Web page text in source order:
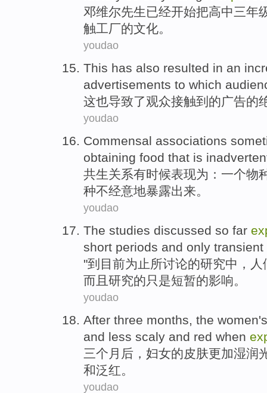
邓维尔先生已经开始把高中三年
触工厂的文化。
youdao
This has also resulted in an
advertisements to which
这也导致了观众接触到 的广告的
youdao
Commensal associations
obtaining food that is
共生关系有时候表现为： 一个物
种不经意地暴露出来。
youdao
The studies discussed so far
short periods and only transient
"到目前为止所讨论的研究中， 人
而且 研究的只是短暂的影响。
youdao
After three months , the women's
and less scaly and red when
三个 月后 ， 妇女的皮肤更加湿润
和泛红 。
youdao